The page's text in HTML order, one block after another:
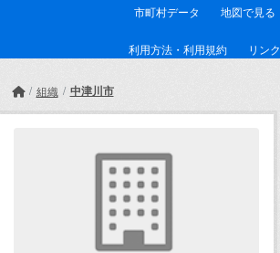
市町村データ 地図で見る
利用方法・利用規約 リンク
組織 中津川市